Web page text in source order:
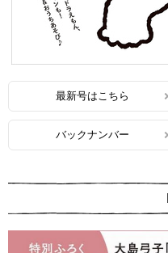
最新号はこちら
バックナンバー